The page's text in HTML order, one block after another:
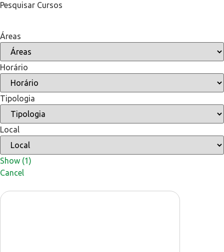
Pesquisar Cursos
Áreas
Horário
Tipologia
Local
Show (1 )
Cancel